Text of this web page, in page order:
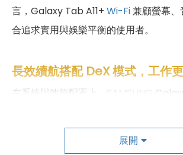
言，Galaxy Tab A11+ Wi-Fi兼顧螢幕
合追求實用與娛樂平衡的使用者。
長效續航搭配 DeX 模式，工作
在系統與效能配置上， SAMSUNG
並具備良好的安全性與系統穩定度。硬體
MT8775 八核心處理器，搭
展開